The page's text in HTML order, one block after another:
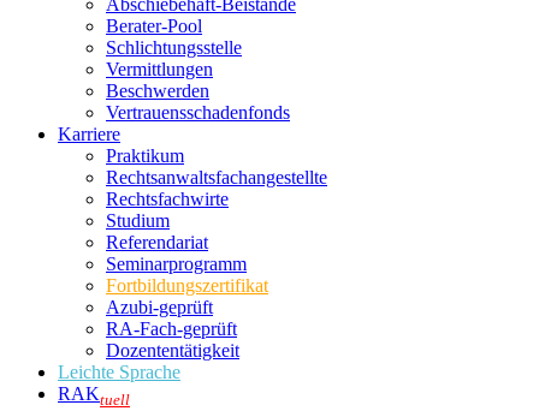
Abschiebehaft-Beistände
Berater-Pool
Schlichtungsstelle
Vermittlungen
Beschwerden
Vertrauensschadenfonds
Karriere
Praktikum
Rechtsanwalts­fachangestellte
Rechtsfachwirte
Studium
Referendariat
Seminarprogramm
Fortbildungszertifikat
Azubi-geprüft
RA-Fach-geprüft
Dozententätigkeit
Leichte Sprache
RAKtuell